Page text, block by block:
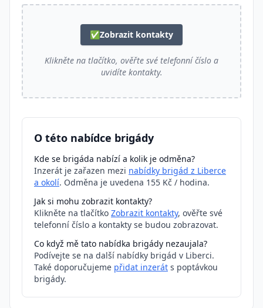
✅Zobrazit kontakty
Klikněte na tlačítko, ověřte své telefonní číslo a
uvidíte kontakty.
O této nabídce brigády
Kde se brigáda nabízí a kolik je odměna?
Inzerát je zařazen mezi nabídky brigád z Liberce
a okolí. Odměna je uvedena 155 Kč / hodina.
Jak si mohu zobrazit kontakty?
Klikněte na tlačítko Zobrazit kontakty, ověřte své
telefonní číslo a kontakty se budou zobrazovat.
Co když mě tato nabídka brigády nezaujala?
Podívejte se na další nabídky brigád v Liberci.
Také doporučujeme přidat inzerát s poptávkou
brigády.